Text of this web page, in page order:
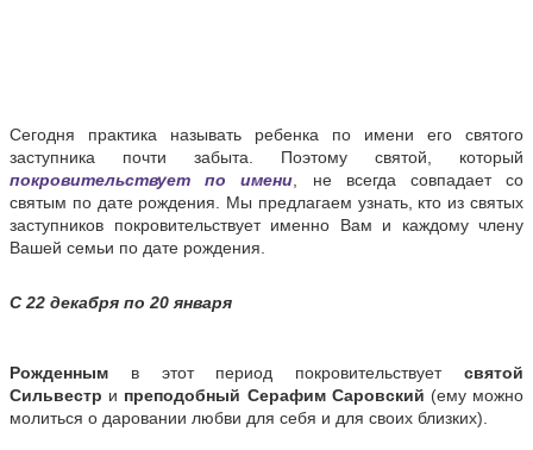
Сегодня практика называть ребенка по имени его святого
заступника почти забыта. Поэтому святой, который
покровительствует по имени , не всегда совпадает со
святым по дате рождения. Мы предлагаем узнать, кто из святых
заступников покровительствует именно Вам и каждому члену
Вашей семьи по дате рождения.
С 22 декабря по 20 января
Рожденным в этот период покровительствуетсвятой
Сильвестр и преподобный Серафим Саровский (ему можно
молиться о даровании любви для себя и для своих близких).